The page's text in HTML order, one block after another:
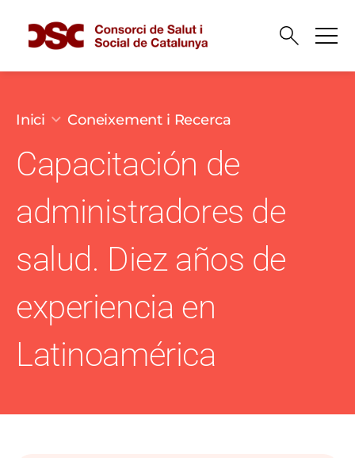
Fil d'ariadna
Inici Coneixement i Recerca
Capacitación de
administradores de
salud. Diez años de
experiencia en
Latinoamérica